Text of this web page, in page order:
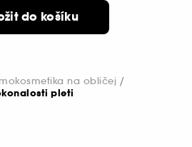
do košíku
na obličej
pleti